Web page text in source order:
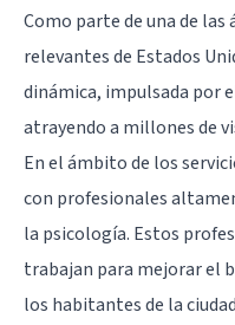
Como parte de una de
relevantes de Estados
dinámica, impulsada por
atrayendo a millones de
En el ámbito de los
con profesionales
la psicología. Estos
trabajan para mejorar el
los habitantes de la